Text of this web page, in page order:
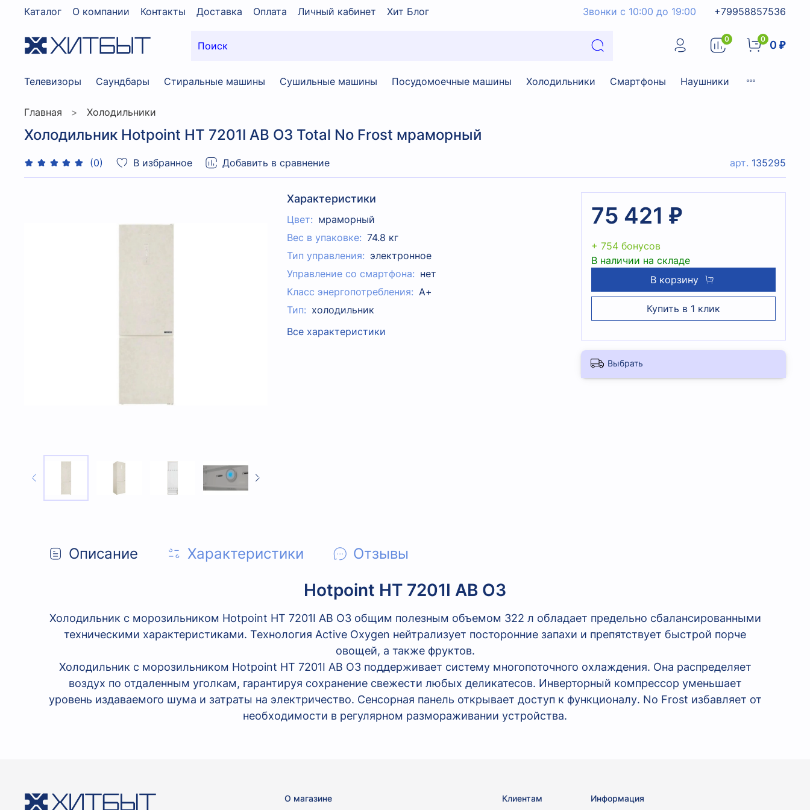
Каталог О компании Контакты Доставка Оплата Личный кабинет Хит Блог Звонки с 10:00 до 19:00 +79958857536
0 0 0 ₽
Телевизоры Саундбары Стиральные машины Сушильные машины Посудомоечные машины Холодильники Смартфоны Наушники
Главная Холодильники
Холодильник Hotpoint HT 7201I AB O3 Total No Frost мраморный
(0) В избранное Добавить в сравнение арт. 135295
Характеристики
Цвет: мраморный
Вес в упаковке: 74.8 кг
Тип управления: электронное
Управление со смартфона: нет
Класс энергопотребления: А+
Тип: холодильник
Все характеристики
75 421 ₽
+ 754 бонусов
В наличии на складе
В корзину
Купить в 1 клик
Выбрать
Описание Характеристики Отзывы
Hotpoint HT 7201I AB O3
Холодильник с морозильником Hotpoint HT 7201I AB O3 общим полезным объемом 322 л обладает предельно сбалансированными
техническими характеристиками. Технология Active Oxygen нейтрализует посторонние запахи и препятствует быстрой порче
овощей, а также фруктов.
Холодильник с морозильником Hotpoint HT 7201I AB O3 поддерживает систему многопоточного охлаждения. Она распределяет
воздух по отдаленным уголкам, гарантируя сохранение свежести любых деликатесов. Инверторный компрессор уменьшает
уровень издаваемого шума и затраты на электричество. Сенсорная панель открывает доступ к функционалу. No Frost избавляет от
необходимости в регулярном размораживании устройства.
О магазине Клиентам Информация